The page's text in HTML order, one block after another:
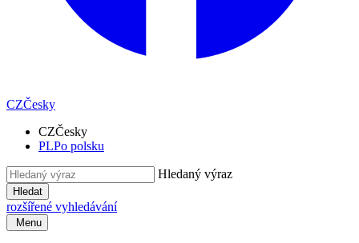
CZČesky
CZČesky
PLPo polsku
Hledaný výraz
Hledat
rozšířené vyhledávání
Menu